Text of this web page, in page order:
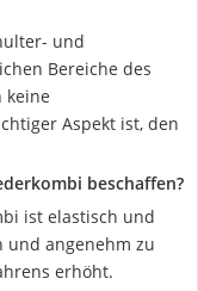
und
Bereiche des
keine
Aspekt ist, den
beschaffen?
ist elastisch und
und angenehm zu
erhöht.